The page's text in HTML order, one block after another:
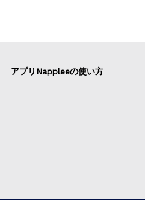
アプリNappleeの使い方